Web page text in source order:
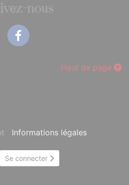
nous
Haut de page
Informations légales
Se connecter